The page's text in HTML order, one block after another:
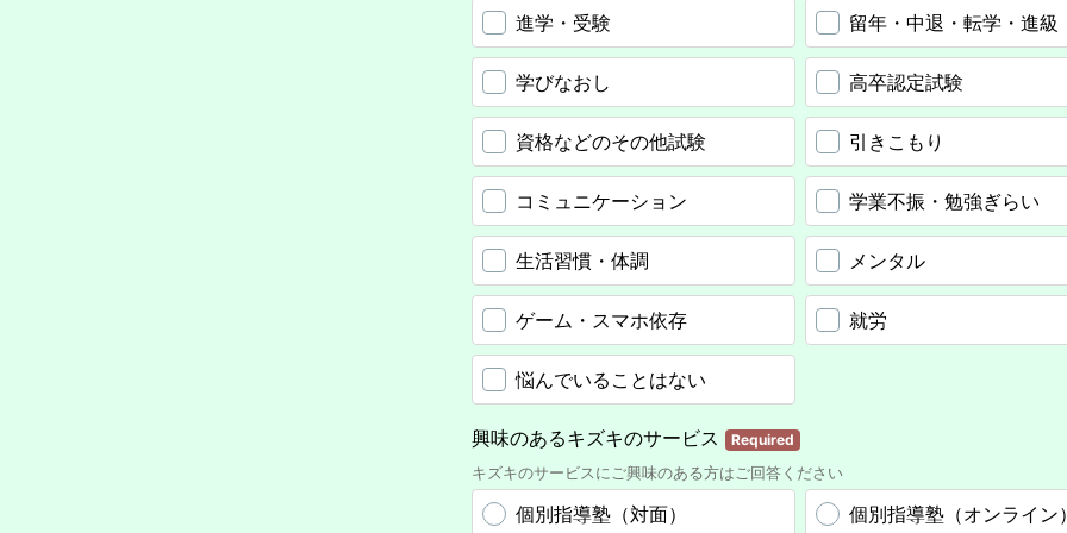
進学・受験 留年・中退・転学・進級
学びなおし 高卒認定試験
資格などのその他試験 引きこもり
コミュニケーション 学業不振・勉強ぎらい
生活習慣・体調 メンタル
ゲーム・スマホ依存 就労
悩んでいることはない
興味のあるキズキのサービス Required
キズキのサービスにご興味のある方はご回答ください
個別指導塾（対面） 個別指導塾（オンライン